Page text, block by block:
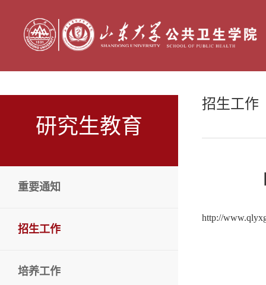
研究生教育
重要通知
招生工作
培养工作
招生工作
http://